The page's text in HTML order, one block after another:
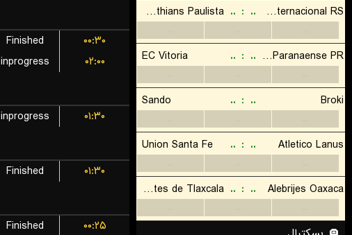
Finished
۰۰:۳۰
inprogress
۰۲:۰۰
inprogress
۰۱:۳۰
Finished
۰۱:۳۰
Finished
۰۰:۲۵